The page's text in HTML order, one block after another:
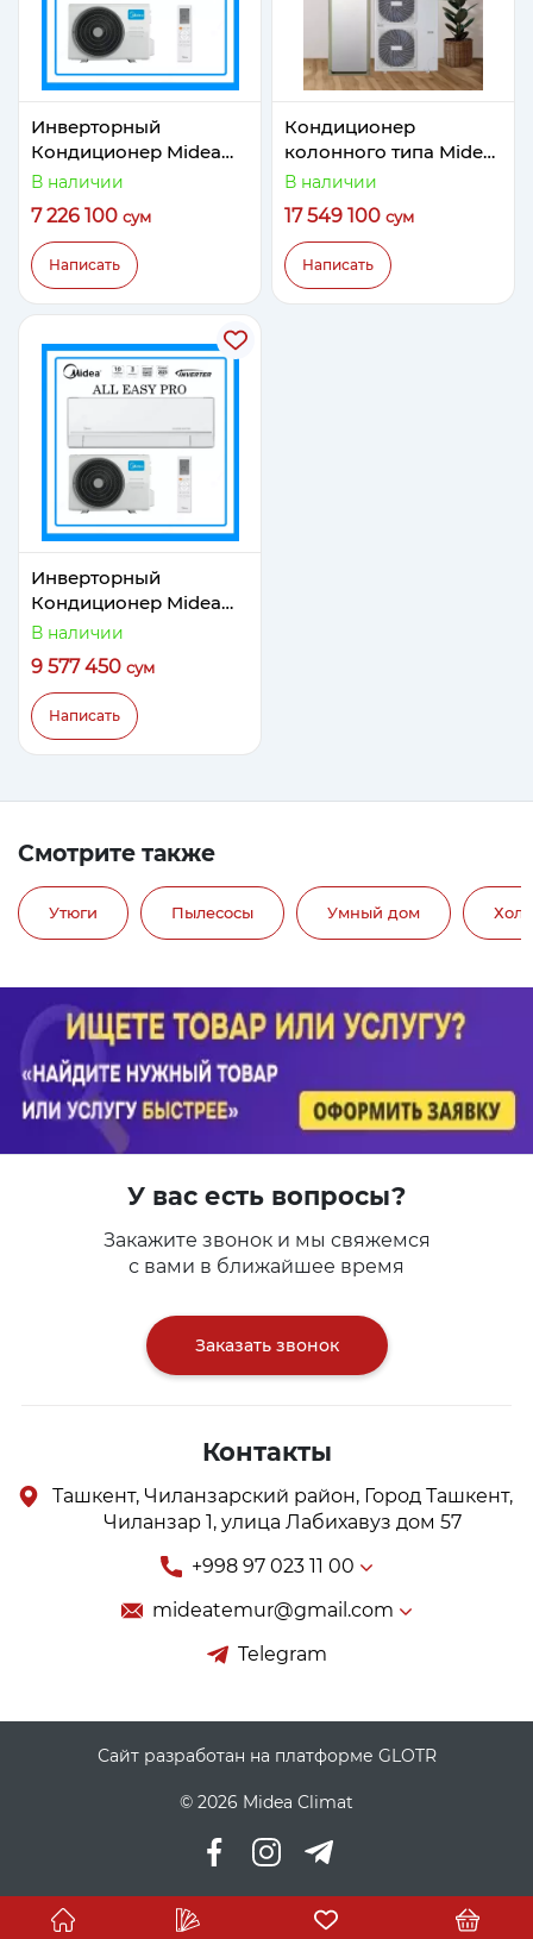
Инверторный
Кондиционер Midea
Модель Alba 18 Inverter
В наличии
7 226 100 сум
Написать
Кондиционер
колонного типа Midea
Модель FST 48
В наличии
17 549 100 сум
Написать
Инверторный
Кондиционер Midea
Модель ALL EASY PRO
18 Inverter
В наличии
9 577 450 сум
Написать
Смотрите также
Утюги Пылесосы Умный дом
У вас есть вопросы?
Закажите звонок и мы свяжемся
с вами в ближайшее время
Заказать звонок
Контакты
Ташкент, Чиланзарский район, Город Ташкент,
Чиланзар 1, улица Лабихавуз дом 57
+998 97 023 11 00
mideatemur@gmail.com
Telegram
Сайт разработан на платформе GLOTR
© 2026 Midea Climat